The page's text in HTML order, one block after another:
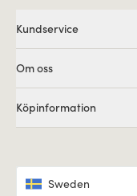
Kundservice
Om oss
Köpinformation
Sweden